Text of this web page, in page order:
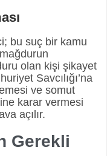
bu suç bir kamu
olan kişi şikayet
Savcılığı’na
ve somut
karar vermesi
açılır.
Gerekli